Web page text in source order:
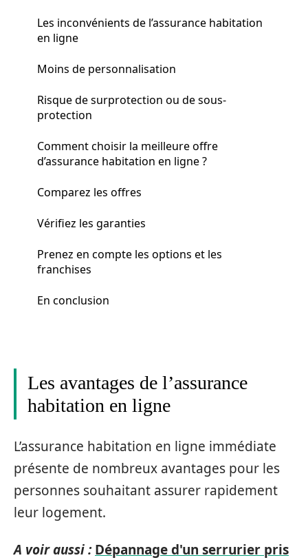
Les inconvénients de l’assurance habitation
en ligne
Moins de personnalisation
Risque de surprotection ou de sous-
protection
Comment choisir la meilleure offre
d’assurance habitation en ligne ?
Comparez les offres
Vérifiez les garanties
Prenez en compte les options et les
franchises
En conclusion
Les avantages de l’assurance
habitation en ligne
L’assurance habitation en ligne immédiate
présente de nombreux avantages pour les
personnes souhaitant assurer rapidement
leur logement.
A voir aussi : Dépannage d'un serrurier pris